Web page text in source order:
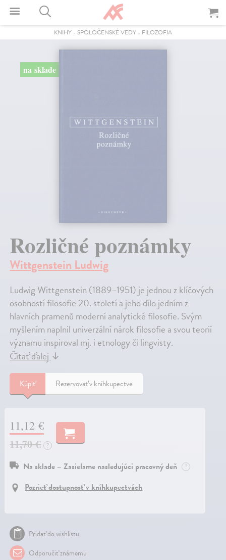
KNIHY - SPOLOČENSKÉ VEDY - FILOZOFIA
na sklade
Rozličné poznámky
Wittgenstein Ludwig
Ludwig Wittgenstein (1889–1951) je jednou z klíčových
osobností filosofie 20. století a jeho dílo jedním z
hlavních pramenů moderní analytické filosofie. Svým
myšlením naplnil univerzální nárok filosofie a svou teorií
významu inspiroval mj. i etnology či lingvisty.
Čítať ďalej ↓
Kúpiť Rezervovať v kníhkupectve
11,12 €
11,70 €
?
Na sklade – Zasielame nasledujúci pracovný deň ?
Pozrieť dostupnosť v kníhkupectvách
Pridať do wishlistu
Odporučiť známemu